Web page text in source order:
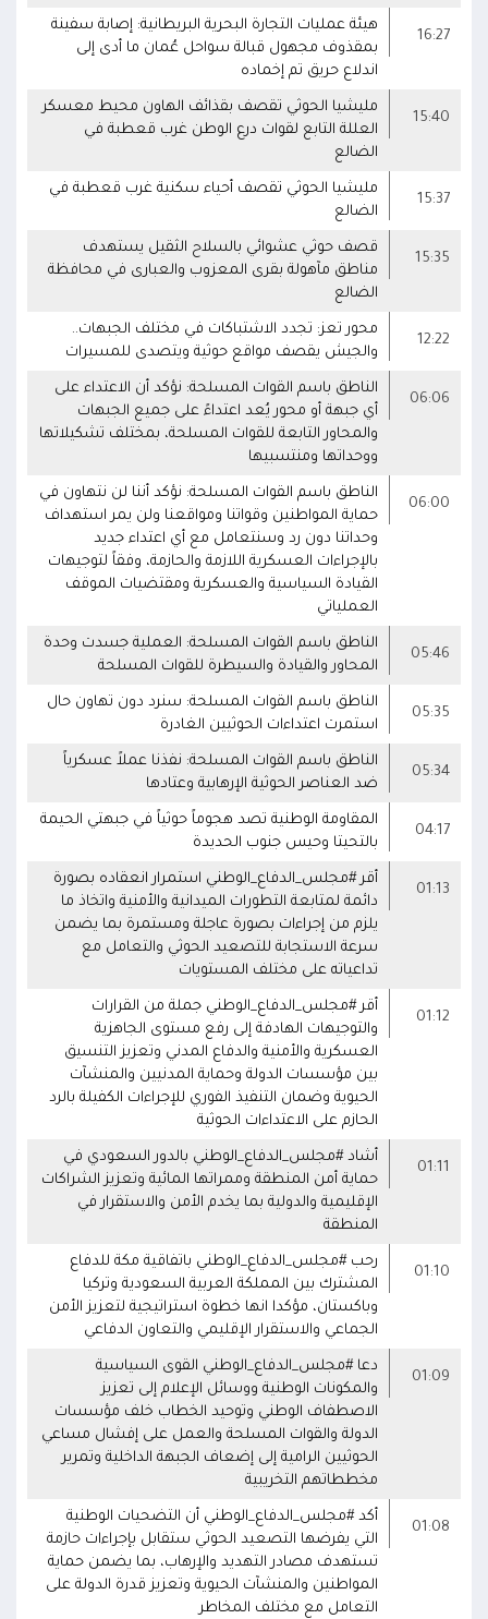
16:27
هيئة عمليات التجارة البحرية البريطانية: إصابة سفينة
بمقذوف مجهول قبالة سواحل عُمان ما أدى إلى
اندلاع حريق تم إخماده
15:40
مليشيا الحوثي تقصف بقذائف الهاون محيط معسكر
العللة التابع لقوات درع الوطن غرب قعطبة في
الضالع
15:37
مليشيا الحوثي تقصف أحياء سكنية غرب قعطبة في
الضالع
15:35
قصف حوثي عشوائي بالسلاح الثقيل يستهدف
مناطق مآهولة بقرى المعزوب والعبارى في محافظة
الضالع
12:22
محور تعز: تجدد الاشتباكات في مختلف الجبهات..
والجيش يقصف مواقع حوثية ويتصدى للمسيرات
06:06
الناطق باسم القوات المسلحة: نؤكد أن الاعتداء على
أي جبهة أو محور يُعد اعتداءً على جميع الجبهات
والمحاور التابعة للقوات المسلحة، بمختلف تشكيلاتها
ووحداتها ومنتسبيها
06:00
الناطق باسم القوات المسلحة: نؤكد أننا لن نتهاون في
حماية المواطنين وقواتنا ومواقعنا ولن يمر استهداف
وحداتنا دون رد وسنتعامل مع أي اعتداء جديد
بالإجراءات العسكرية اللازمة والحازمة، وفقاً لتوجيهات
القيادة السياسية والعسكرية ومقتضيات الموقف
العملياتي
05:46
الناطق باسم القوات المسلحة: العملية جسدت وحدة
المحاور والقيادة والسيطرة للقوات المسلحة
05:35
الناطق باسم القوات المسلحة: سنرد دون تهاون حال
استمرت اعتداءات الحوثيين الغادرة
05:34
الناطق باسم القوات المسلحة: نفذنا عملاً عسكرياً
ضد العناصر الحوثية الإرهابية وعتادها
04:17
المقاومة الوطنية تصد هجوماً حوثياً في جبهتي الحيمة
بالتحيتا وحيس جنوب الحديدة
01:13
أقر #مجلس_الدفاع_الوطني استمرار انعقاده بصورة
دائمة لمتابعة التطورات الميدانية والأمنية واتخاذ ما
يلزم من إجراءات بصورة عاجلة ومستمرة بما يضمن
سرعة الاستجابة للتصعيد الحوثي والتعامل مع
تداعياته على مختلف المستويات
01:12
أقر #مجلس_الدفاع_الوطني جملة من القرارات
والتوجيهات الهادفة إلى رفع مستوى الجاهزية
العسكرية والأمنية والدفاع المدني وتعزيز التنسيق
بين مؤسسات الدولة وحماية المدنيين والمنشآت
الحيوية وضمان التنفيذ الفوري للإجراءات الكفيلة بالرد
الحازم على الاعتداءات الحوثية
01:11
أشاد #مجلس_الدفاع_الوطني بالدور السعودي في
حماية أمن المنطقة وممراتها المائية وتعزيز الشراكات
الإقليمية والدولية بما يخدم الأمن والاستقرار في
المنطقة
01:10
رحب #مجلس_الدفاع_الوطني باتفاقية مكة للدفاع
المشترك بين المملكة العربية السعودية وتركيا
وباكستان، مؤكدا انها خطوة استراتيجية لتعزيز الأمن
الجماعي والاستقرار الإقليمي والتعاون الدفاعي
01:09
دعا #مجلس_الدفاع_الوطني القوى السياسية
والمكونات الوطنية ووسائل الإعلام إلى تعزيز
الاصطفاف الوطني وتوحيد الخطاب خلف مؤسسات
الدولة والقوات المسلحة والعمل على إفشال مساعي
الحوثيين الرامية إلى إضعاف الجبهة الداخلية وتمرير
مخططاتهم التخريبية
01:08
أكد #مجلس_الدفاع_الوطني أن التضحيات الوطنية
التي يفرضها التصعيد الحوثي ستقابل بإجراءات حازمة
تستهدف مصادر التهديد والإرهاب، بما يضمن حماية
المواطنين والمنشآت الحيوية وتعزيز قدرة الدولة على
التعامل مع مختلف المخاطر